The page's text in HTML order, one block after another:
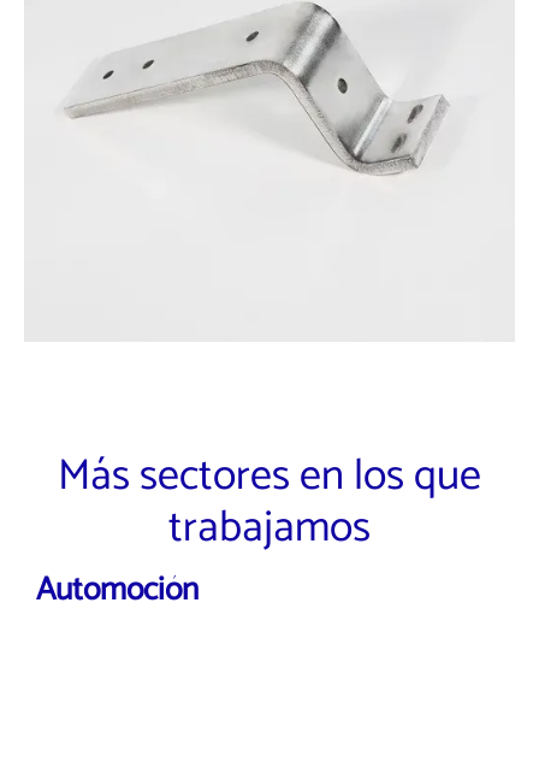
Más sectores en los que
trabajamos
Automoción